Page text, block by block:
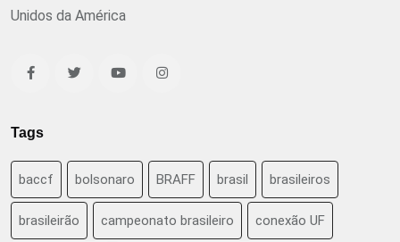
Unidos da América
Tags
baccf bolsonaro BRAFF brasil brasileiros
brasileirão campeonato brasileiro conexão UF